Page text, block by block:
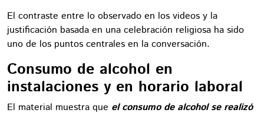
El contraste entre lo observado en los videos y la
justificación basada en una celebración religiosa ha sido
uno de los puntos centrales en la conversación.
Consumo de alcohol en
instalaciones y en horario laboral
El material muestra que el consumo de alcohol se realizó